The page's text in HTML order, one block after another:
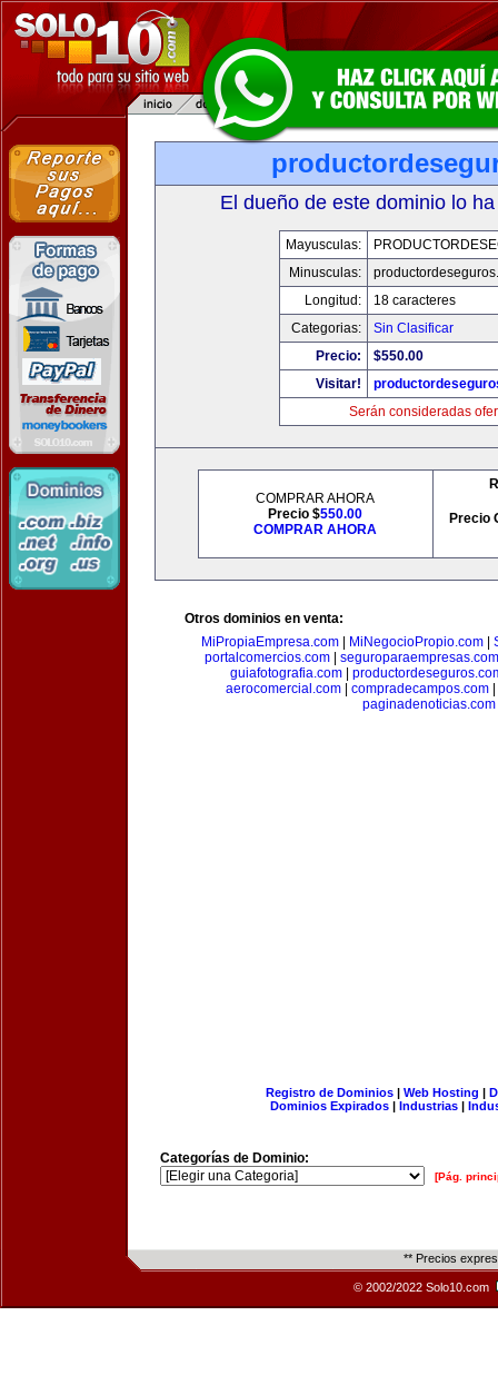
El dueño de este dominio lo
Mayusculas:
Minusculas:
Longitud:
18 caracteres
Categorias:
Sin Clasificar
Precio:
$550.00
Visitar!
Serán consideradas
COMPRAR AHORA
Precio $550.00
COMPRAR AHORA
Precio
Otros dominios en venta:
MiPropiaEmpresa.com
MiNegocioPropio.com
portalcomercios.com| seguroparaempresas.com
guiafotografia.com
aerocomercial.com| compradecampos.com|
paginadenoticias.com
Registro de Dominios| Web Hosting |
Dominios Expirados | Industrias |
Categorías de Dominio:
[Pág.
** Precios
© 2002/2022 Solo10.com